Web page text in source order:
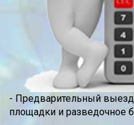
- Предварительный выезд
площадки и разведочное